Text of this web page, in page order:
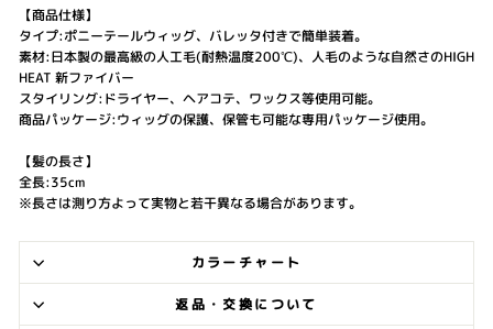
【商品仕様】
タイプ:ポニーテールウィッグ、バレッタ付きで簡単装着。
素材:日本製の最高級の人工毛(耐熱温度200℃)、人毛のような自然さのHIGH
HEAT 新ファイバー
スタイリング:ドライヤー、ヘアコテ、ワックス等使用可能。
商品パッケージ:ウィッグの保護、保管も可能な専用パッケージ使用。
【髪の長さ】
全長:35cm
※長さは測り方よって実物と若干異なる場合があります。
カラーチャート
返品・交換について